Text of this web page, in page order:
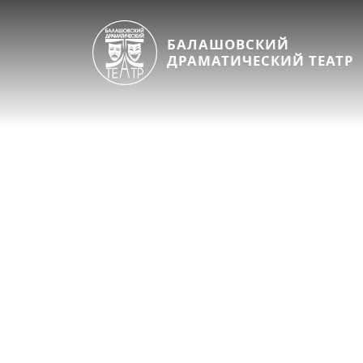
БАЛАШОВСКИЙ
ДРАМАТИЧЕСКИЙ ТЕАТР